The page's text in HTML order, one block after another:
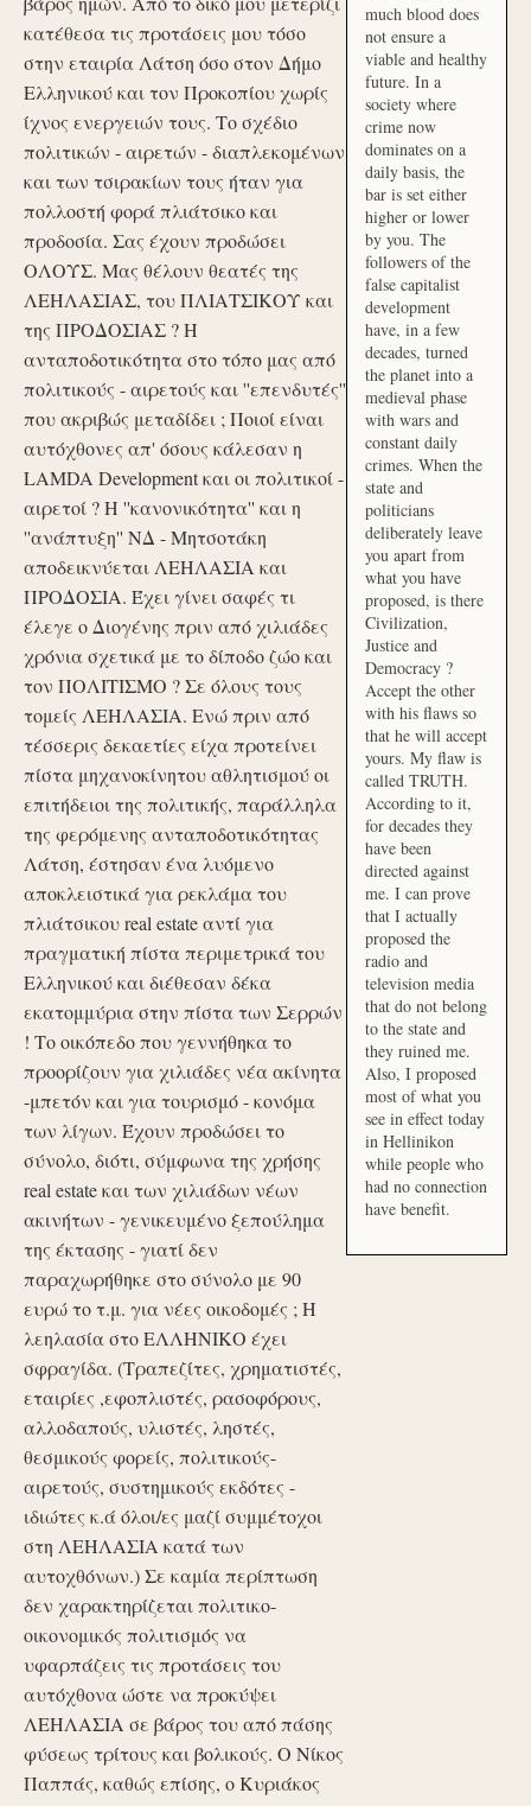
κατέθεσα τις προτάσεις μου τόσο
στην εταιρία Λάτση όσο στον Δήμο
Ελληνικού και τον Προκοπίου χωρίς
ίχνος ενεργειών τους. Το σχέδιο
πολιτικών - αιρετών - διαπλεκομένων
και των τσιρακίων τους ήταν για
πολλοστή φορά πλιάτσικο και
προδοσία. Σας έχουν προδώσει
ΟΛΟΥΣ. Μας θέλουν θεατές της
ΛΕΗΛΑΣΙΑΣ, του ΠΛΙΑΤΣΙΚΟΥ και
της ΠΡΟΔΟΣΙΑΣ ? Η
ανταποδοτικότητα στο τόπο μας από
πολιτικούς - αιρετούς και ''επενδυτές''
που ακριβώς μεταδίδει ; Ποιοί είναι
αυτόχθονες απ' όσους κάλεσαν η
LAMDA Development και οι πολιτικοί -
αιρετοί ? Η ''κανονικότητα'' και η
''ανάπτυξη'' ΝΔ - Μητσοτάκη
αποδεικνύεται ΛΕΗΛΑΣΙΑ και
ΠΡΟΔΟΣΙΑ. Έχει γίνει σαφές τι
έλεγε ο Διογένης πριν από χιλιάδες
χρόνια σχετικά με το δίποδο ζώο και
τον ΠΟΛΙΤΙΣΜΟ ? Σε όλους τους
τομείς ΛΕΗΛΑΣΙΑ. Ενώ πριν από
τέσσερις δεκαετίες είχα προτείνει
πίστα μηχανοκίνητου αθλητισμού οι
επιτήδειοι της πολιτικής, παράλληλα
της φερόμενης ανταποδοτικότητας
Λάτση, έστησαν ένα λυόμενο
αποκλειστικά για ρεκλάμα του
πλιάτσικου real estate αντί για
πραγματική πίστα περιμετρικά του
Ελληνικού και διέθεσαν δέκα
εκατομμύρια στην πίστα των Σερρών
! Το οικόπεδο που γεννήθηκα το
προορίζουν για χιλιάδες νέα ακίνητα
-μπετόν και για τουρισμό - κονόμα
των λίγων. Έχουν προδώσει το
σύνολο, διότι, σύμφωνα της χρήσης
real estate και των χιλιάδων νέων
ακινήτων - γενικευμένο ξεπούλημα
της έκτασης - γιατί δεν
παραχωρήθηκε στο σύνολο με 90
ευρώ το τ.μ. για νέες οικοδομές ; Η
λεηλασία στο ΕΛΛΗΝΙΚΟ έχει
σφραγίδα. (Τραπεζίτες, χρηματιστές,
εταιρίες ,εφοπλιστές, ρασοφόρους,
αλλοδαπούς, υλιστές, ληστές,
θεσμικούς φορείς, πολιτικούς-
αιρετούς, συστημικούς εκδότες -
ιδιώτες κ.ά όλοι/ες μαζί συμμέτοχοι
στη ΛΕΗΛΑΣΙΑ κατά των
αυτοχθόνων.) Σε καμία περίπτωση
δεν χαρακτηρίζεται πολιτικο-
οικονομικός πολιτισμός να
υφαρπάζεις τις προτάσεις του
αυτόχθονα ώστε να προκύψει
ΛΕΗΛΑΣΙΑ σε βάρος του από πάσης
φύσεως τρίτους και βολικούς. Ο Νίκος
Παππάς, καθώς επίσης, ο Κυριάκος
much blood does
not ensure a
viable and healthy
future. In a
society where
crime now
dominates on a
daily basis, the
bar is set either
higher or lower
by you. The
followers of the
false capitalist
development
have, in a few
decades, turned
the planet into a
medieval phase
with wars and
constant daily
crimes. When the
state and
politicians
deliberately leave
you apart from
what you have
proposed, is there
Civilization,
Justice and
Democracy ?
Accept the other
with his flaws so
that he will accept
yours. My flaw is
called TRUTH.
According to it,
for decades they
have been
directed against
me. I can prove
that I actually
proposed the
radio and
television media
that do not belong
to the state and
they ruined me.
Also, I proposed
most of what you
see in effect today
in Hellinikon
while people who
had no connection
have benefit.